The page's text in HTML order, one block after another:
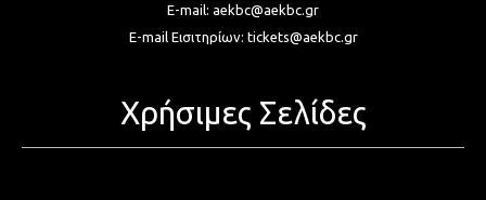
E-mail: aekbc@aekbc.gr
E-mail Εισιτηρίων: tickets@aekbc.gr
Χρήσιμες Σελίδες